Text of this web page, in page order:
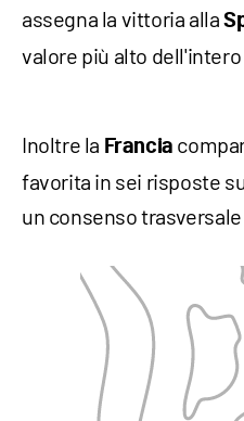
assegna la vittoria alla
valore più alto dell'intero
Inoltre la Francia
favorita in sei risposte
un consenso